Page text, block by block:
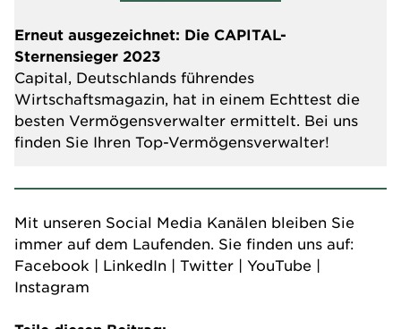
Erneut ausgezeichnet: Die CAPITAL-
Sternensieger 2023
Capital, Deutschlands führendes
Wirtschaftsmagazin, hat in einem Echttest die
besten Vermögensverwalter ermittelt. Bei uns
finden Sie Ihren Top-Vermögensverwalter!
Mit unseren Social Media Kanälen bleiben Sie
immer auf dem Laufenden. Sie finden uns auf:
Facebook | LinkedIn | Twitter | YouTube |
Instagram